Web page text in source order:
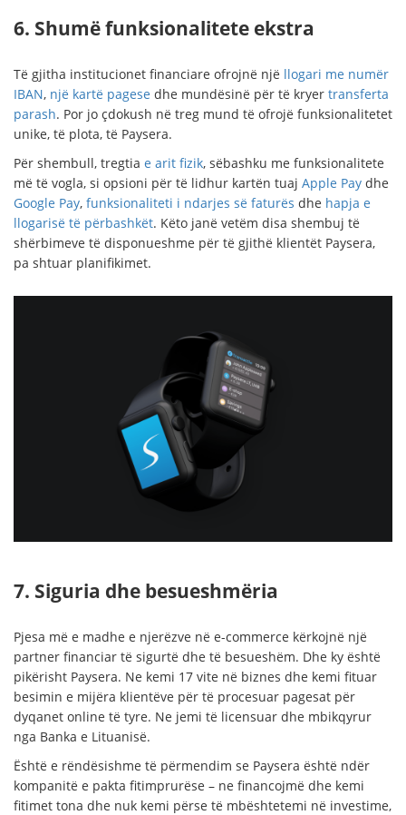
6. Shumë funksionalitete ekstra
Të gjitha institucionet financiare ofrojnë një llogari me numër
IBAN, një kartë pagese dhe mundësinë për të kryer transferta
parash. Por jo çdokush në treg mund të ofrojë funksionalitetet
unike, të plota, të Paysera.
Për shembull, tregtia e arit fizik, sëbashku me funksionalitete
më të vogla, si opsioni për të lidhur kartën tuaj Apple Pay dhe
Google Pay, funksionaliteti i ndarjes së faturës dhe hapja e
llogarisë të përbashkët. Këto janë vetëm disa shembuj të
shërbimeve të disponueshme për të gjithë klientët Paysera,
pa shtuar planifikimet.
7. Siguria dhe besueshmëria
Pjesa më e madhe e njerëzve në e-commerce kërkojnë një
partner financiar të sigurtë dhe të besueshëm. Dhe ky është
pikërisht Paysera. Ne kemi 17 vite në biznes dhe kemi fituar
besimin e mijëra klientëve për të procesuar pagesat për
dyqanet online të tyre. Ne jemi të licensuar dhe mbikqyrur
nga Banka e Lituanisë.
Është e rëndësishme të përmendim se Paysera është ndër
kompanitë e pakta fitimprurëse – ne financojmë dhe kemi
fitimet tona dhe nuk kemi përse të mbështetemi në investime,